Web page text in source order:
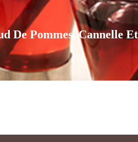
De Pommes, Cannelle
De Pommes, Cannelle
Voir la recette